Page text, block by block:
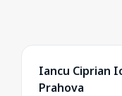
Iancu Ciprian
Prahova